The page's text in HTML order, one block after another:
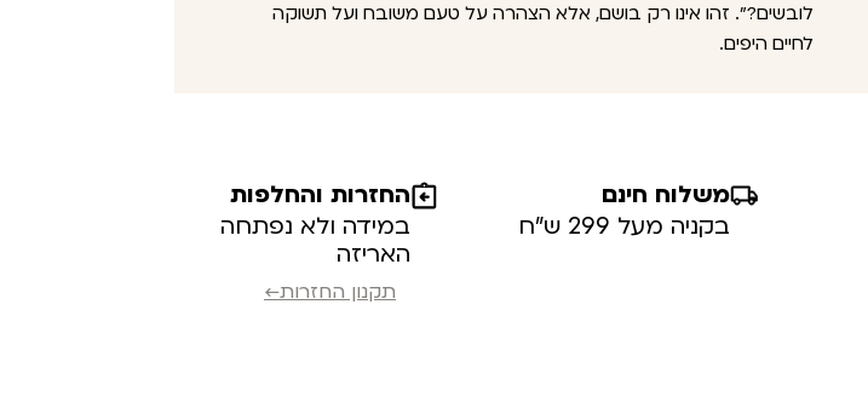
לובשים?". זהו אינו רק בושם, אלא הצהרה על טעם משובח ועל תשוקה
לחיים היפים.
משלוח חינם
בקניה מעל 299 ש”ח
החזרות והחלפות
במידה ולא נפתחה
האריזה
תקנון החזרות←